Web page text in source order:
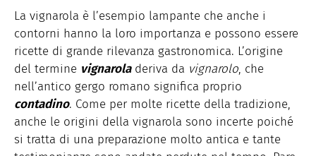
La vignarola è l’esempio lampante che anche i
contorni hanno la loro importanza e possono essere
ricette di grande rilevanza gastronomica. L’origine
del termine vignaroladeriva da vignarolo, che
nell’antico gergo romano significa proprio
contadino. Come per molte ricette della tradizione,
anche le origini della vignarola sono incerte poiché
si tratta di una preparazione molto antica e tante